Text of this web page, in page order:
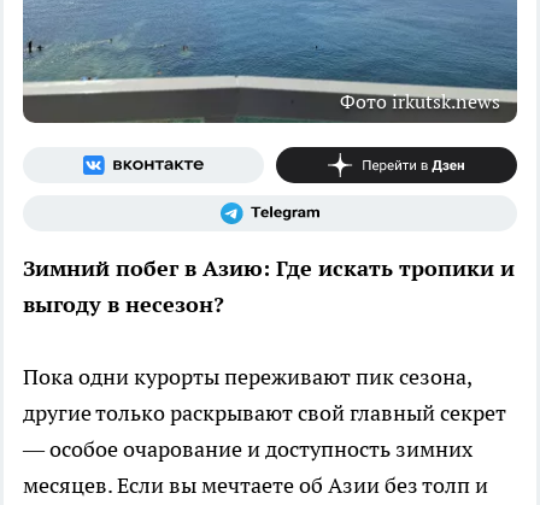
Фото irkutsk.news
Зимний побег в Азию: Где искать тропики и
выгоду в несезон?
Пока одни курорты переживают пик сезона,
другие только раскрывают свой главный секрет
— особое очарование и доступность зимних
месяцев. Если вы мечтаете об Азии без толп и